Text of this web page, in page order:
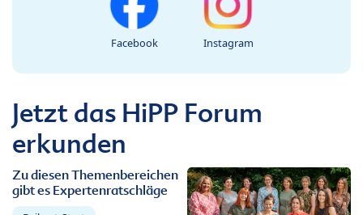
Facebook Instagram
Jetzt das HiPP Forum
erkunden
Zu diesen Themenbereichen
gibt es Expertenratschläge